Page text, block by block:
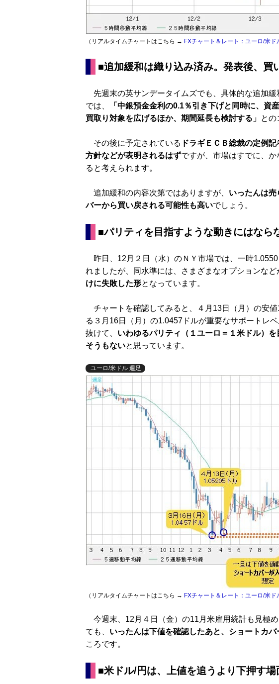
（リアルタイムチャートはこちら → FXチャート＆レート：ユーロ/米ド
■追加緩和は織り込み済み。発表後、買
先週末の英サンデータイムズでも、具体的な追加
では、
「中銀預金金利の0.1％引き下げと同時に、資
買取り対象を広げるほか、期間延長も検討する」 との
その後に予定されている ドラギＥＣＢ総裁の定例
方針などが表明されるはずですが、市場はすでに、か
ると考えられます。
追加緩和の内容次第ではありますが、 いったんは
バーから買い戻される可能性も高いでしょう。
■パリティを目指すような動きにはなら
昨日、12月２日（水）のＮＹ市場では、一時
れましたが、同水準には、さまざまなオプションなど
けに失敗した形となっています。
チャートを確認してみると、４月13日（月）の安
る３月16日（月）の1.0457ドルが重要なサポートレ
抜けて、 いわゆるパリティ（１ユーロ＝１米ドル）
そうもないと思っています。
ユーロ/米ドル 週足
（リアルタイムチャートはこちら → FXチャート＆レート：ユーロ/米ド
今週末、12月４日（金）の11月米雇用統計も見極
ても、 いったんは下値を確認したあと、ショートカ
ころです。
■米ドル/円は、上値を追うより下押す場